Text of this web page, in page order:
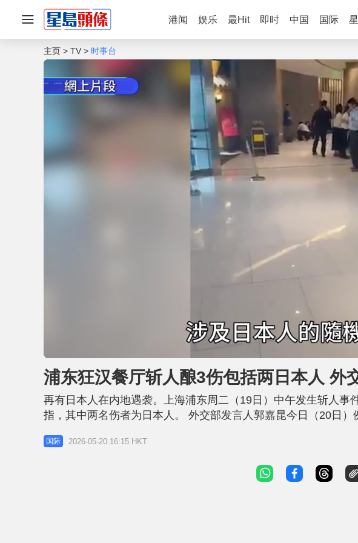
港闻 娱乐 最Hit 即时 中国 国际
主页 TV 时事台
n
u
t
e
o
d
e
d
9
.
0
3
浦东狂汉餐厅斩人酿3伤包括两日本人 外
再有日本人在内地遇袭。上海浦东周二（19日）中午发生斩人事
指，其中两名伤者为日本人。 外交部发言人郭嘉昆今日（20日
发生一起精神障碍患者持刀伤人案，一名中国公民和两名日本
被警方抓获，案件正在进一步侦办中。此案为治安个案，中方主
国际 2026-05-20 16:15 HKT